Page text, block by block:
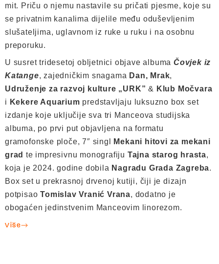
mit. Priču o njemu nastavile su pričati pjesme, koje su
se privatnim kanalima dijelile među oduševljenim
slušateljima, uglavnom iz ruke u ruku i na osobnu
preporuku.
U susret tridesetoj obljetnici objave albuma Čovjek iz
Katange, zajedničkim snagama Dan, Mrak,
Udruženje za razvoj kulture „URK” & Klub Močvara
i Kekere Aquarium predstavljaju luksuzno box set
izdanje koje uključije sva tri Manceova studijska
albuma, po prvi put objavljena na formatu
gramofonske ploče, 7″ singl
Mekani hitovi za mekani
grad te impresivnu monografiju Tajna starog hrasta,
koja je 2024. godine dobila Nagradu Grada Zagreba.
Box set u prekrasnoj drvenoj kutiji, čiji je dizajn
potpisaoTomislav Vranić Vrana, dodatno je
obogaćen jedinstvenim Manceovim linorezom.
Više